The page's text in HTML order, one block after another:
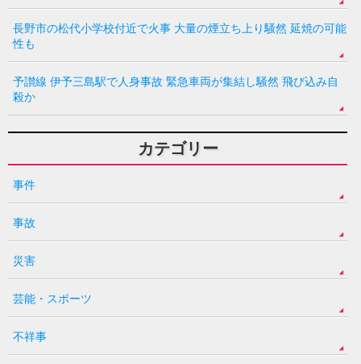
長野市の松代小学校付近で火事 大量の煙立ち上り騒然 延焼の可能
性も
予讃線 伊予三島駅で人身事故 緊急車両が集結し騒然 飛び込み自
殺か
カテゴリー
事件
事故
災害
芸能・スポーツ
不祥事